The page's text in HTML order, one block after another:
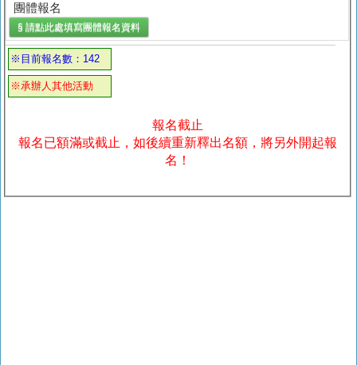
團體報名
§ 請點此處填寫團體報名 資料
※目前報名數：142
※承辦人其他活動
報名截止
報名已額滿或截止，如後續重新釋出名額，將另外開起報
名！